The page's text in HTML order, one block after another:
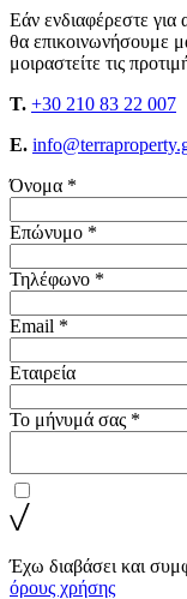
Εάν ενδιαφέρεστε
θα επικοινωνήσουμε
μοιραστείτε τις
T. +30 210 83 22 007
E.
Όνομα *
Επώνυμο *
Τηλέφωνο *
Email *
Εταιρεία
Το μήνυμά σας *
Έχω διαβάσει και
όρους χρήσης